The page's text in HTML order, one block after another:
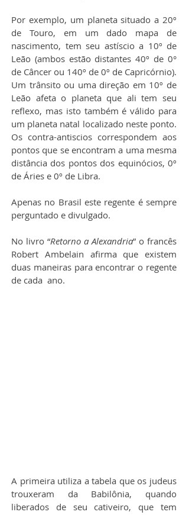
Por exemplo, um planeta situado a 20º
de Touro, em um dado mapa de
nascimento, tem seu astíscio a 10º de
Leão (ambos estão distantes 40º de 0°
de Câncer ou 140º de 0º de Capricórnio).
Um trânsito ou uma direção em 10º de
Leão afeta o planeta que ali tem seu
reflexo, mas isto também é válido para
um planeta natal localizado neste ponto.
Os contra-antiscios correspondem aos
pontos que se encontram a uma mesma
distância dos pontos dos equinócios, 0º
de Áries e 0º de Libra.
Apenas no Brasil este regente é sempre
perguntado e divulgado.
No livro “Retorno a Alexandria” o francês
Robert Ambelain afirma que existem
duas maneiras para encontrar o regente
de cada  ano.
A primeira utiliza a tabela que os judeus
trouxeram da Babilônia, quando
liberados de seu cativeiro, que tem